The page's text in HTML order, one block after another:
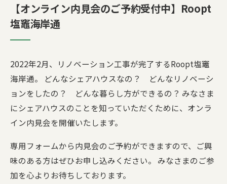
【オンライン内見会のご予約受付中】Roopt
塩竈海岸通
2022年2月、リノベーション工事が完了するRoopt塩竈
海岸通。 どんなシェアハウスなの？ どんなリノベーシ
ョンをしたの？ どんな暮らし方ができるの？ みなさま
にシェアハウスのことを知っていただくために、オンラ
イン内見会を開催いたします。
専用フォームから内見会のご予約ができますので、ご興
味のある方はぜひお申し込みください。 みなさまのご参
加を心よりお待ちしております。